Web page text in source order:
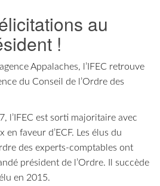
au
!
Appalaches, l’IFEC retrouve
du Conseil de l’Ordre des
l’IFEC est sorti majoritaire avec
faveur d’ECF. Les élus du
des experts-comptables ont
président de l’Ordre. Il succède
en 2015.